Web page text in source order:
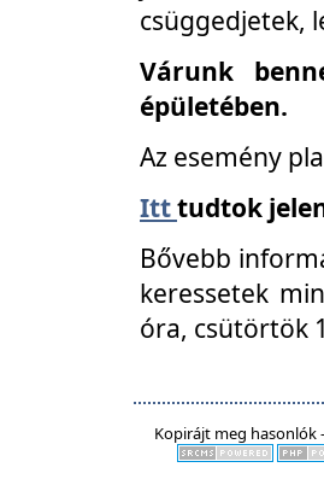
csüggedjetek,
Várunk
épületében.
Az esemény
Itttudtok
Bővebb
keressetek
óra, csütörtök
Kopirájt meg hasonlók